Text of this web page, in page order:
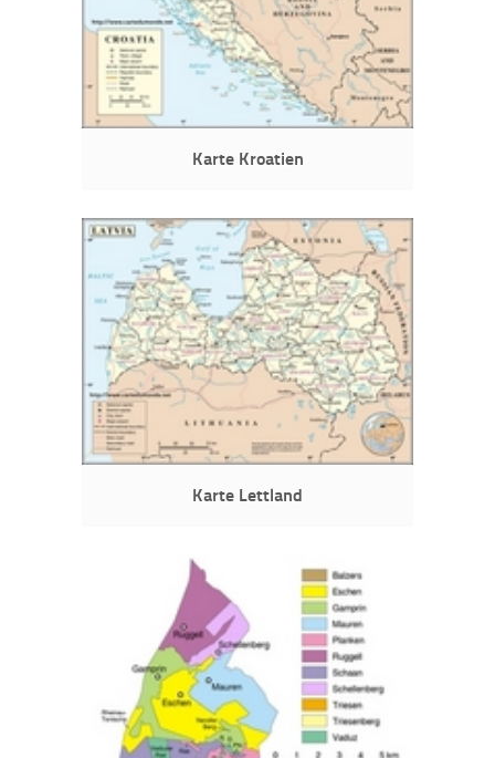
Karte Kroatien
Karte Lettland